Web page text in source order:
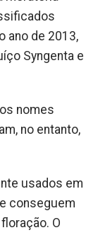
ano de 2013,
Syngenta e
nomes
no entanto,
usados em
conseguem
O